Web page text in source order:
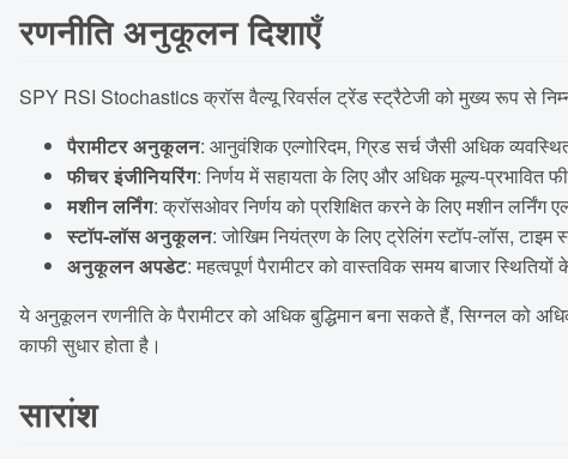
रणनीति अनुकूलन दिशाएँ
SPY RSI Stochastics क्रॉस वैल्यू रिवर्सल ट्रेंड स्ट्रैटेजी को मुख्य रूप से
पैरामीटर अनुकूलन: आनुवंशिक एल्गोरिदम, ग्रिड सर्च जैसी अधिक
फीचर इंजीनियरिंग: निर्णय में सहायता के लिए और अधिक मूल्य-प्रभावित
मशीन लर्निंग: क्रॉसओवर निर्णय को प्रशिक्षित करने के लिए मशीन लर्निंग
स्टॉप-लॉस अनुकूलन: जोखिम नियंत्रण के लिए ट्रेलिंग स्टॉप-लॉस,
अनुकूलन अपडेट: महत्वपूर्ण पैरामीटर को वास्तविक समय बाजार
ये अनुकूलन रणनीति के पैरामीटर को अधिक बुद्धिमान बना सकते हैं, सिग्नल को
काफी सुधार होता है।
सारांश